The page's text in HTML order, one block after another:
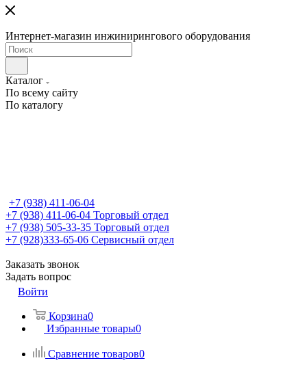
Интернет-магазин инжинирингового оборудования
Каталог
По всему сайту
По каталогу
+7 (938) 411-06-04
+7 (938) 411-06-04 Торговый отдел
+7 (938) 505-33-35 Торговый отдел
+7 (928)333-65-06 Сервисный отдел
Заказать звонок
Задать вопрос
Войти
Корзина0
Избранные товары0
Сравнение товаров0